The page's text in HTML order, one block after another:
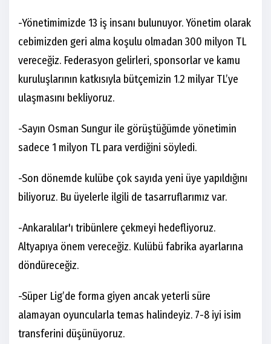
-Yönetimimizde 13 iş insanı bulunuyor. Yönetim olarak
cebimizden geri alma koşulu olmadan 300 milyon TL
vereceğiz. Federasyon gelirleri, sponsorlar ve kamu
kuruluşlarının katkısıyla bütçemizin 1.2 milyar TL’ye
ulaşmasını bekliyoruz.
-Sayın Osman Sungur ile görüştüğümde yönetimin
sadece 1 milyon TL para verdiğini söyledi.
-Son dönemde kulübe çok sayıda yeni üye yapıldığını
biliyoruz. Bu üyelerle ilgili de tasarruflarımız var.
-Ankaralılar'ı tribünlere çekmeyi hedefliyoruz.
Altyapıya önem vereceğiz. Kulübü fabrika ayarlarına
döndüreceğiz.
-Süper Lig’de forma giyen ancak yeterli süre
alamayan oyuncularla temas halindeyiz. 7-8 iyi isim
transferini düşünüyoruz.